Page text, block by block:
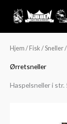
Hjem / Fisk /Sneller/
Ørretsneller
Haspelsneller i